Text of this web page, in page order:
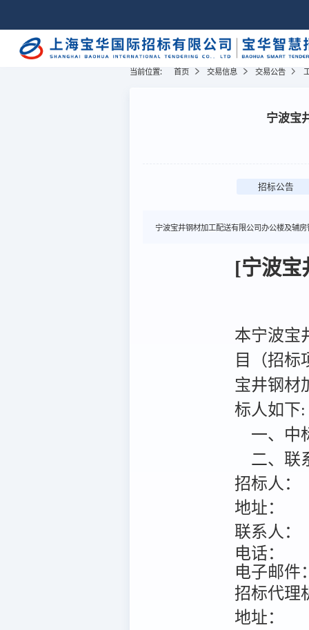
当前位置: 首页 交易信息 交易公告
宁波宝
招标公告
宁波宝井钢材加工配送有限公司办公楼及辅
[宁波宝
本宁波宝
目（招标
宝井钢材
标人如下:
一、中
二、联
招标人：
地址：
联系人：
电话：
电子邮件
招标代理
地址：